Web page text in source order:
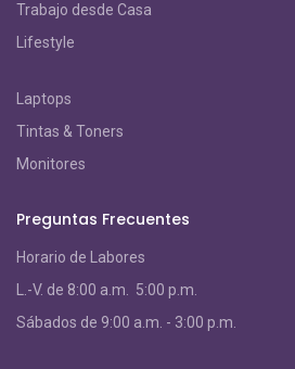
Trabajo desde Casa
Lifestyle
Laptops
Tintas & Toners
Monitores
Preguntas Frecuentes
Horario de Labores
L.-V. de 8:00 a.m. 5:00 p.m.
Sábados de 9:00 a.m. - 3:00 p.m.